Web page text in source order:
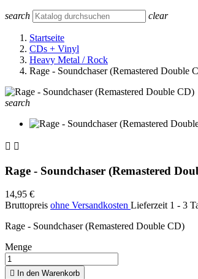
search clear
Startseite
CDs + Vinyl
Heavy Metal / Rock
Rage - Soundchaser (Remastered Double
search
 
Rage - Soundchaser (Remastered
14,95 €
Bruttopreis ohne Versandkosten Lieferzeit 1 - 3
Rage - Soundchaser (Remastered Double CD)
Menge
 In den Warenkorb